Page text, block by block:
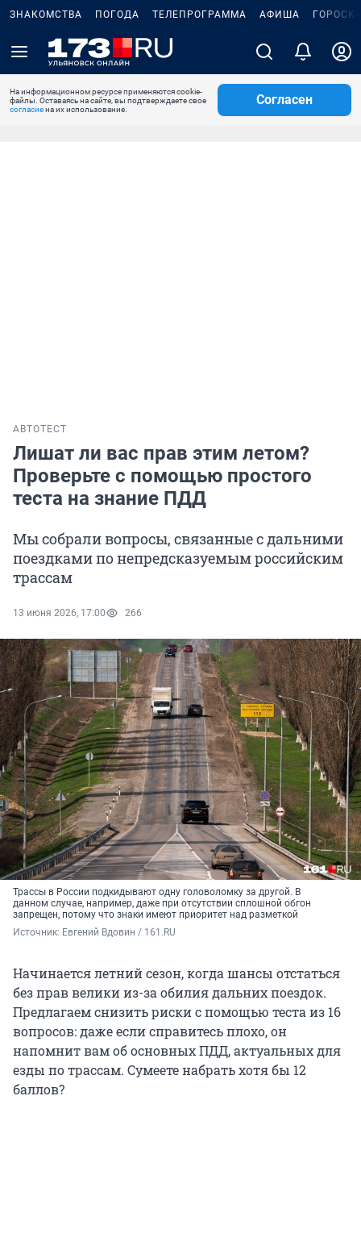
ЗНАКОМСТВА ПОГОДА ТЕЛЕПРОГРАММА АФИША
На информационном ресурсе применяются cookie-
файлы. Оставаясь на сайте, вы подтверждаете свое
согласиена их использование.
Согласен
АВТОТЕСТ
Лишат ли вас прав этим летом?
Проверьте с помощью простого
теста на знание ПДД
Мы собрали вопросы, связанные с дальними
поездками по непредсказуемым российским
трассам
13 июня 2026, 17:00 266
Трассы в России подкидывают одну головоломку за другой. В
данном случае, например, даже при отсутствии сплошной обгон
запрещен, потому что знаки имеют приоритет над разметкой
Источник: Евгений Вдовин / 161.RU
Начинается летний сезон, когда шансы отстаться
без прав велики из-за обилия дальних поездок.
Предлагаем снизить риски с помощью теста из 16
вопросов: даже если справитесь плохо, он
напомнит вам об основных ПДД, актуальных для
езды по трассам. Сумеете набрать хотя бы 12
баллов?